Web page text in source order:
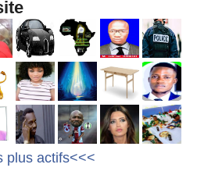
plus actifs<<<